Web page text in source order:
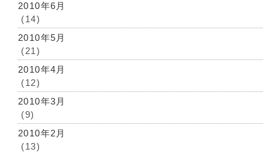
2010年6月
(14)
2010年5月
(21)
2010年4月
(12)
2010年3月
(9)
2010年2月
(13)